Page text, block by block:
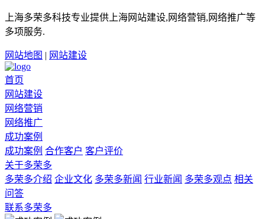
上海多荣多科技专业提供上海网站建设,网络营销,网络推广等
多项服务.
网站地图 | 网站建设
首页
网站建设
网络营销
网络推广
成功案例
成功案例 合作客户 客户评价
关于多荣多
多荣多介绍 企业文化 多荣多新闻 行业新闻 多荣多观点 相关
问答
联系多荣多